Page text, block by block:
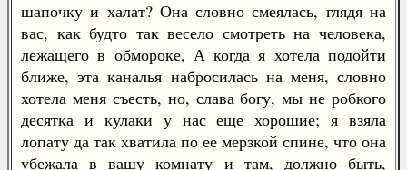
шапочку и халат? Она словно смеялась, глядя на
вас, как будто так весело смотреть на человека,
лежащего в обмороке, А когда я хотела подойти
ближе, эта каналья набросилась на меня, словно
хотела меня съесть, но, слава богу, мы не робкого
десятка и кулаки у нас еще хорошие; я взяла
лопату да так хватила по ее мерзкой спине, что она
убежала в вашу комнату и там, должно быть,